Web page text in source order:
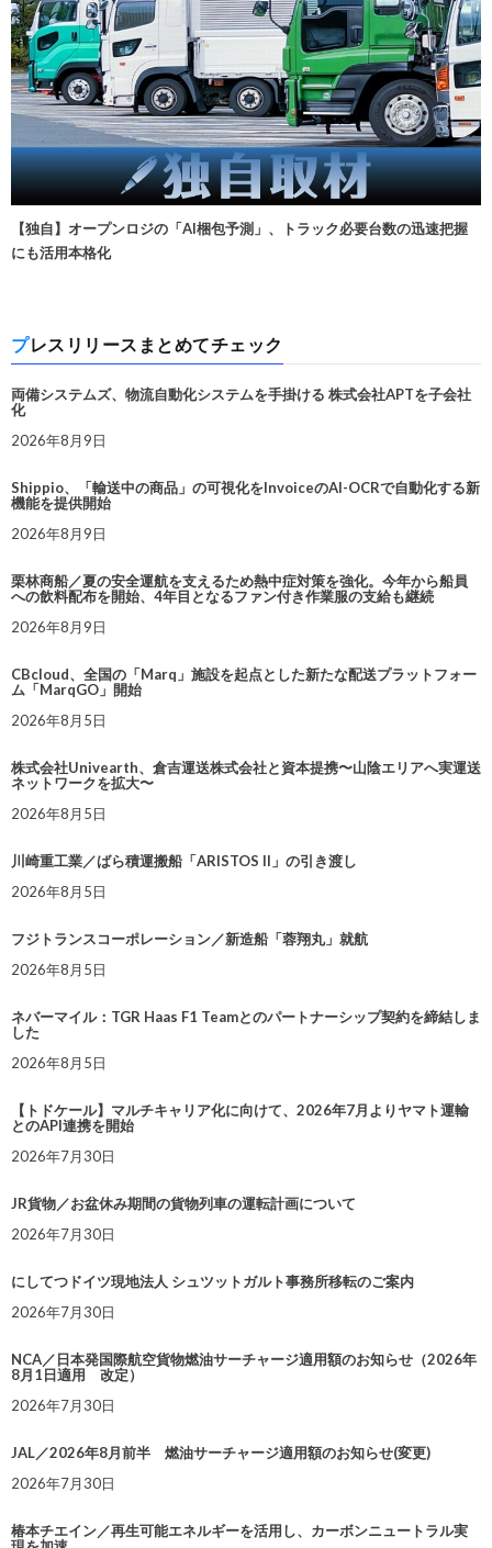
【独自】オープンロジの「AI梱包予測」、トラック必要台数の迅速把握
にも活用本格化
プレスリリースまとめてチェック
両備システムズ、物流自動化システムを手掛ける 株式会社APTを子会社
化
2026年8月9日
Shippio、「輸送中の商品」の可視化をInvoiceのAI-OCRで自動化する新
機能を提供開始
2026年8月9日
栗林商船／夏の安全運航を支えるため熱中症対策を強化。今年から船員
への飲料配布を開始、4年目となるファン付き作業服の支給も継続
2026年8月9日
CBcloud、全国の「Marq」施設を起点とした新たな配送プラットフォー
ム「MarqGO」開始
2026年8月5日
株式会社Univearth、倉吉運送株式会社と資本提携〜山陰エリアへ実運送
ネットワークを拡大〜
2026年8月5日
川崎重工業／ばら積運搬船「ARISTOS II」の引き渡し
2026年8月5日
フジトランスコーポレーション／新造船「蓉翔丸」就航
2026年8月5日
ネバーマイル：TGR Haas F1 Teamとのパートナーシップ契約を締結しま
した
2026年8月5日
【トドケール】マルチキャリア化に向けて、2026年7月よりヤマト運輸
とのAPI連携を開始
2026年7月30日
JR貨物／お盆休み期間の貨物列車の運転計画について
2026年7月30日
にしてつドイツ現地法人 シュツットガルト事務所移転のご案内
2026年7月30日
NCA／日本発国際航空貨物燃油サーチャージ適用額のお知らせ（2026年
8月1日適用 改定）
2026年7月30日
JAL／2026年8月前半 燃油サーチャージ適用額のお知らせ(変更)
2026年7月30日
椿本チエイン／再生可能エネルギーを活用し、カーボンニュートラル実